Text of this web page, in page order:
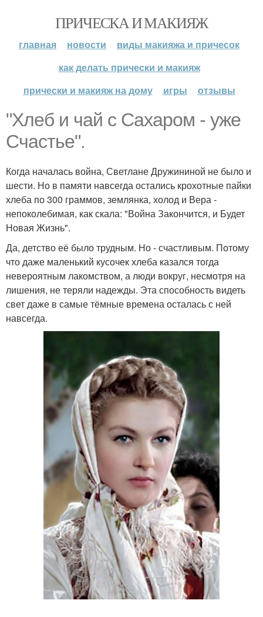
ПРИЧЕСКА И МАКИЯЖ
главная новости
виды макияжа и причесок
как делать прически и макияж
прически и макияж на дому
игры отзывы
"Хлеб и чай с Сахаром - уже
Счастье".
Когда началась война, Светлане Дружининой не было и
шести. Но в памяти навсегда остались крохотные пайки
хлеба по 300 граммов, землянка, холод и Вера -
непоколебимая, как скала: "Война Закончится, и Будет
Новая Жизнь".
Да, детство её было трудным. Но - счастливым. Потому
что даже маленький кусочек хлеба казался тогда
невероятным лакомством, а люди вокруг, несмотря на
лишения, не теряли надежды. Эта способность видеть
свет даже в самые тёмные времена осталась с ней
навсегда.